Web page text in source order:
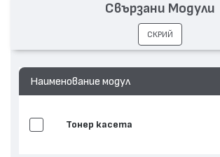
Съвместими устройства: Phaser 3150
Наименование модул
Тонер касета
Свързани Модули
СКРИЙ